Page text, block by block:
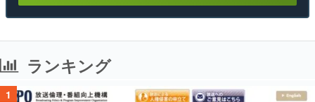
ランキング
1